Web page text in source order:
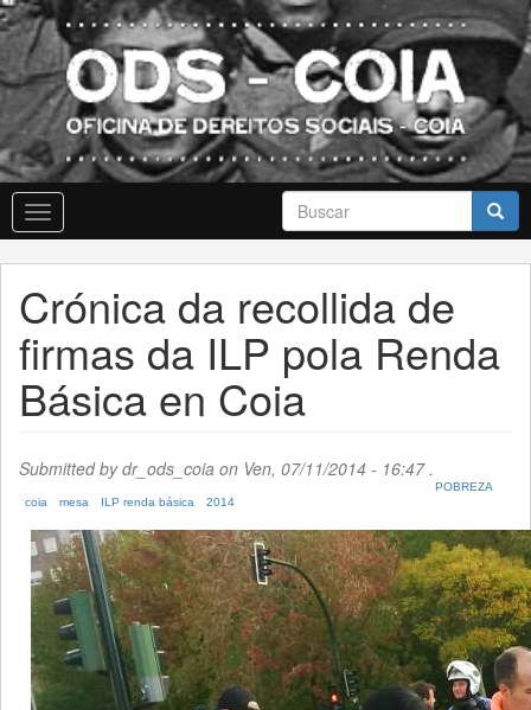
Skip
to
main
content
Formulario
de
busca
Buscar
Toggle
navigation
Crónica da recollida de
firmas da ILP pola Renda
Básica en Coia
Submitted bydr_ods_coia on Ven, 07/11/2014 - 16:47 .
POBREZA
coia
mesa ILP renda básica 2014